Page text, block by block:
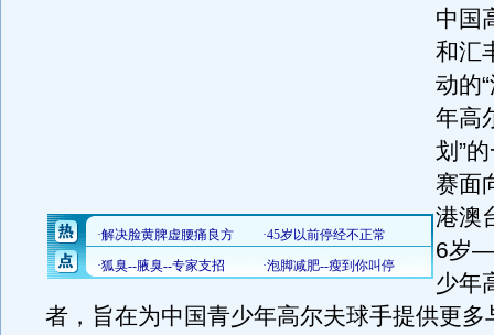
中国
和汇
动的
年高
划”
赛面
港澳
6岁
少年
者，旨在为中国青少年高尔夫球手提供更多